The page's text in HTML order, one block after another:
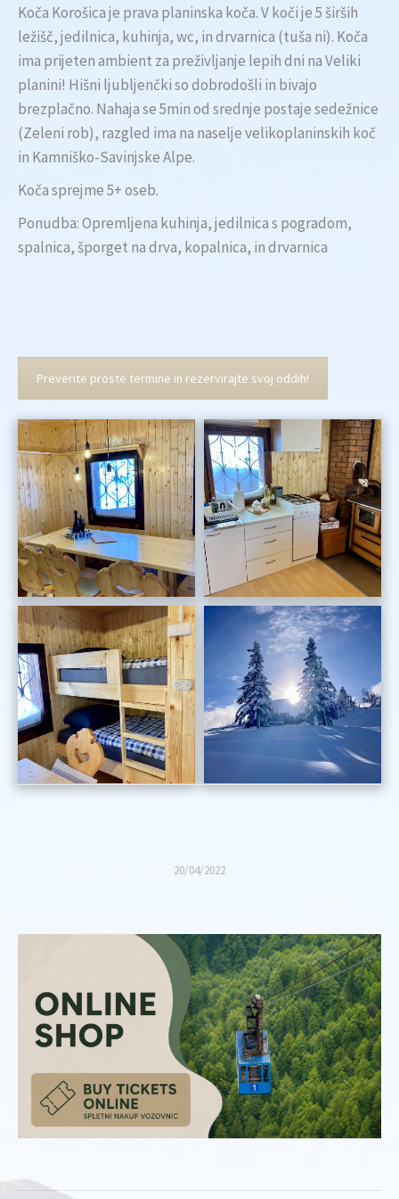
Koča Korošica je prava planinska koča. V koči je 5 širših
ležišč, jedilnica, kuhinja, wc, in drvarnica (tuša ni). Koča
ima prijeten ambient za preživljanje lepih dni na Veliki
planini! Hišni ljubljenčki so dobrodošli in bivajo
brezplačno. Nahaja se 5min od srednje postaje sedežnice
(Zeleni rob), razgled ima na naselje velikoplaninskih koč
in Kamniško-Savinjske Alpe.
Koča sprejme 5+ oseb.
Ponudba: Opremljena kuhinja, jedilnica s pogradom,
spalnica, šporget na drva, kopalnica, in drvarnica
Preverite proste termine in rezervirajte svoj oddih!
20/04/2022